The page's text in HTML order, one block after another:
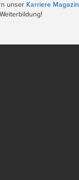
unser Karriere Magazin